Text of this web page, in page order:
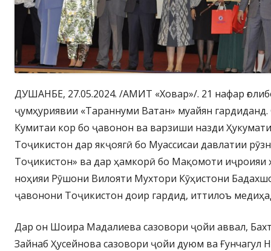
ДУШАНБЕ, 27.05.2024. /АМИТ «Ховар»/. 21 нафар
ҷумҳуриявии «Тараннуми Ватан» муайян
Кумитаи кор бо ҷавонон ва варзиши назди
Тоҷикистон дар якҷоягӣ бо Муассисаи давлатии
Тоҷикистон» ва дар ҳамкорӣ бо Мақомоти иҷроияи
ноҳияи Рӯшони Вилояти Мухтори Кӯҳистони
ҷавонони Тоҷикистон доир гардид, иттилоъ
Дар он Шоира Мадалиева сазовори ҷойи аввал,
Зайнаб Ҳусейнова сазовори ҷойи дуюм ва Ғунчагул